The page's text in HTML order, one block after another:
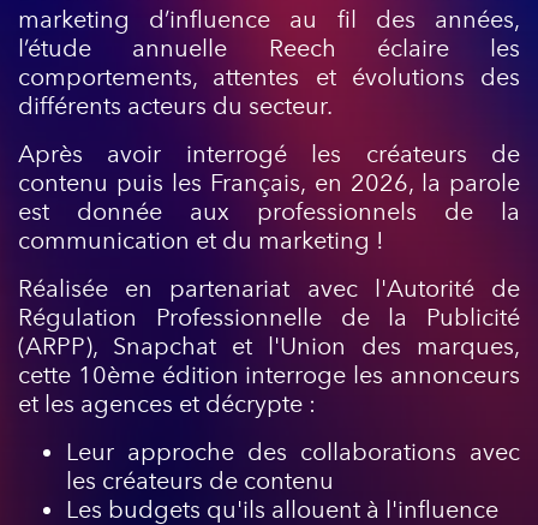
marketing d’influence au fil des années,
l’étude annuelle Reech éclaire les
comportements, attentes et évolutions des
différents acteurs du secteur.
Après avoir interrogé les créateurs de
contenu puis les Français, en 2026, la parole
est donnée aux professionnels de la
communication et du marketing !
Réalisée en partenariat avec l'Autorité de
Régulation Professionnelle de la Publicité
(ARPP), Snapchat et l'Union des marques,
cette 10ème édition interroge les annonceurs
et les agences et décrypte :
Leur approche des collaborations avec
les créateurs de contenu
Les budgets qu'ils allouent à l'influence